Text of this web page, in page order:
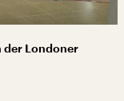
der Londoner